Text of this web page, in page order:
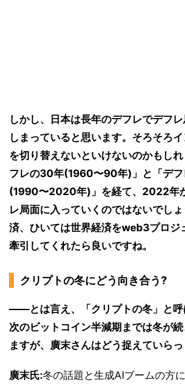
しかし、日本は長年のデフレでデフ
しまっていると思います。そろそろ
を切り替えないといけないのかもし
フレの30年(1960〜90年)」と「デ
(1990〜2020年)」を経て、2022年
レ局面に入っていくのではないでし
済、ひいては世界経済をweb3プロジ
牽引してくれたら良いですね。
クリプトの冬にどう向き合う?
――とは言え、「クリプトの冬」と呼
次のビットコイン半減期までは冬が
ますが、廣末さんはどう捉えていら
廣末氏:冬の話題と生成AIブームの方